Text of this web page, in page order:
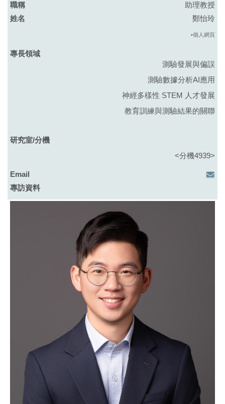
助理教授
鄭怡玲
•個人網頁
測驗發展與偏誤
測驗數據分析AI應用
神經多樣性 STEM 人才發展
教育訓練與測驗結果的關聯
<分機4939>